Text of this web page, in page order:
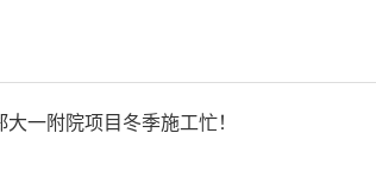
一附院项目冬季施工忙！